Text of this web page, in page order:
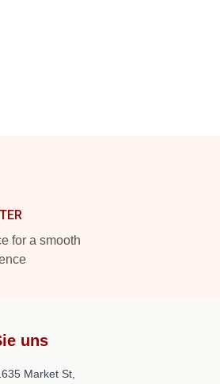
for a smooth
uns
Market St,